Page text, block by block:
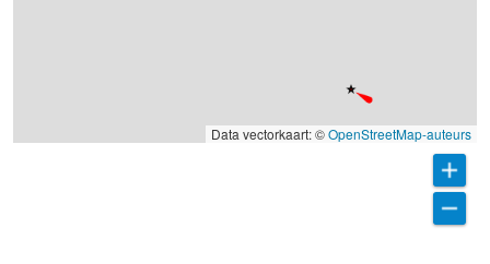
Data vectorkaart: ©OpenStreetMap-auteurs